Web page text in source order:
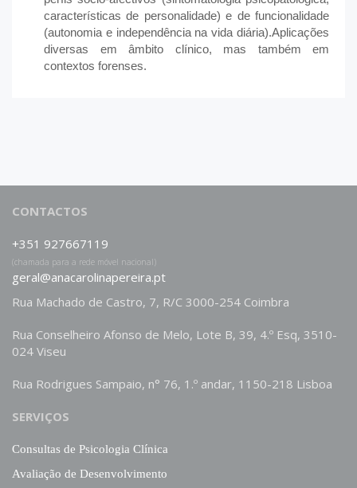
características de personalidade) e de funcionalidade
(autonomia e independência na vida diária).Aplicações
diversas em âmbito clínico, mas também em
contextos forenses.
CONTACTOS
+351 927667119
(chamada para a rede móvel nacional)
geral@anacarolinapereira.pt
Rua Machado de Castro, 7, R/C 3000-254 Coimbra
Rua Conselheiro Afonso de Melo, Lote B, 39, 4.º Esq, 3510-
024 Viseu
Rua Rodrigues Sampaio, n° 76, 1.º andar, 1150-218 Lisboa
SERVIÇOS
Consultas de Psicologia Clínica
Avaliação de Desenvolvimento